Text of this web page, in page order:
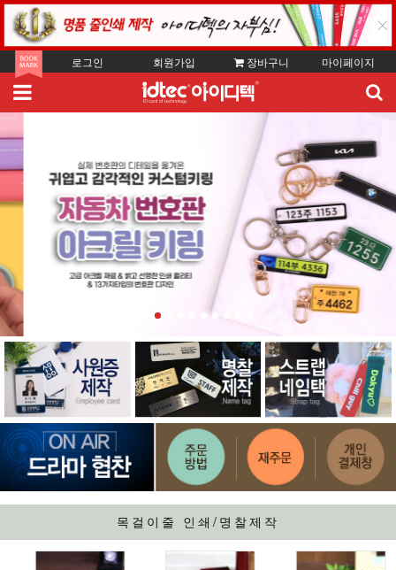
로그인 회원가입 장바구니 마이페이지
목걸이줄 인쇄/명찰제작